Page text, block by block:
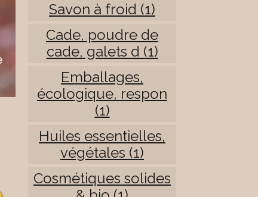
Savon à froid (1)
Cade, poudre de
cade, galets d (1)
Emballages,
écologique, respon
(1)
Huiles essentielles,
végétales (1)
Cosmétiques solides